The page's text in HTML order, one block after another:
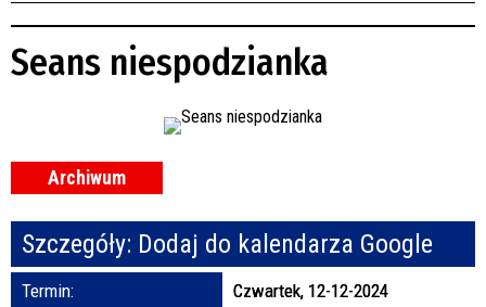
Kategoria
Organizator
Seans niespodzianka
Archiwum
Szczegóły: Dodaj do kalendarza Google
Termin:
Czwartek, 12-12-2024